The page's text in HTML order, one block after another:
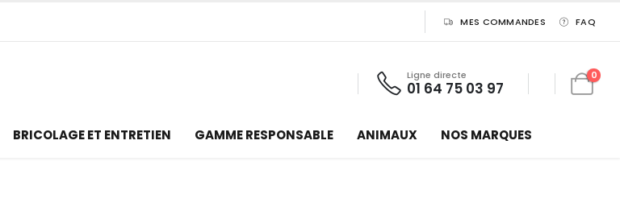
MES COMMANDES FAQ
Ligne directe
01 64 75 03 97
0
BRICOLAGE ET ENTRETIEN GAMME RESPONSABLE ANIMAUX NOS MARQUES